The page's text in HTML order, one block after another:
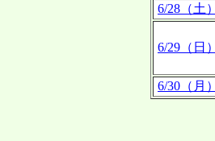
6/28（土）
6/29（日）
6/30（月）